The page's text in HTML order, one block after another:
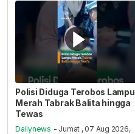
Polisi Diduga Terobos Lampu
Merah Tabrak Balita hingga
Tewas
Dailynews - Jumat , 07 Aug 2026,